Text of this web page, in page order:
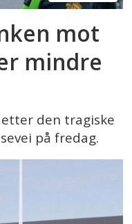
mot
mindre
den tragiske
på fredag.